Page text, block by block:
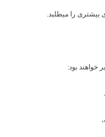
را می­طلبد.
خواهند بود: